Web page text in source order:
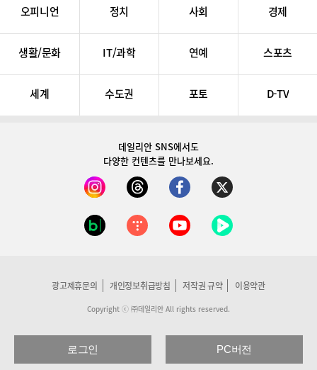
오피니언 정치 사회 경제
생활/문화 IT/과학 연예 스포츠
세계 수도권 포토 D-TV
데일리안 SNS에서도
다양한 컨텐츠를 만나보세요.
광고제휴문의 개인정보취급방침 저작권 규약 이용약관
Copyright ⓒ ㈜데일리안 All rights reserved.
로그인 PC버전